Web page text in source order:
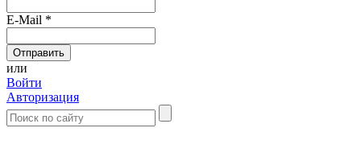
E-Mail *
или
Войти
Авторизация